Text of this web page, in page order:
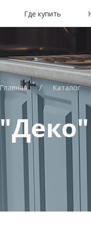
Где купить
Главная Каталог